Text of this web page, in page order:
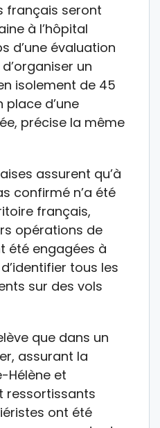
français seront
à l’hôpital
d’une évaluation
un
isolement de 45
place d’une
précise la même
assurent qu’à
confirmé n’a été
français,
opérations de
été engagées à
tous les
sur des vols
que dans un
assurant la
Hélène et
ressortissants
ont été